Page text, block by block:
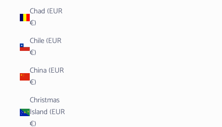
Chad (EUR
€)
Chile (EUR
€)
China (EUR
€)
Christmas
Island (EUR
€)